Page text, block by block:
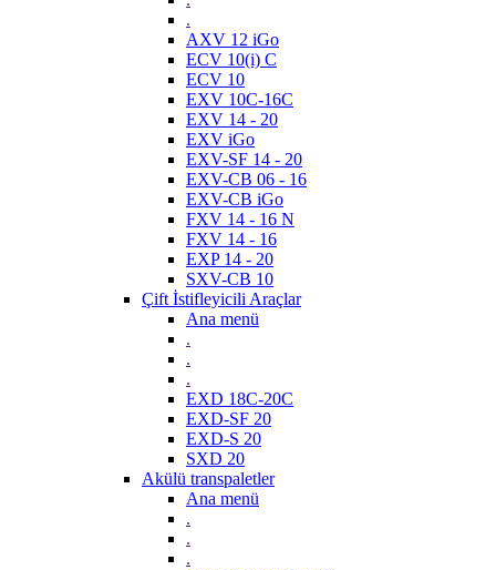
.
AXV 12 iGo
ECV 10(i) C
ECV 10
EXV 10C-16C
EXV 14 - 20
EXV iGo
EXV-SF 14 - 20
EXV-CB 06 - 16
EXV-CB iGo
FXV 14 - 16 N
FXV 14 - 16
EXP 14 - 20
SXV-CB 10
Çift İstifleyicili Araçlar
Ana menü
.
.
.
EXD 18C-20C
EXD-SF 20
EXD-S 20
SXD 20
Akülü transpaletler
Ana menü
.
.
.